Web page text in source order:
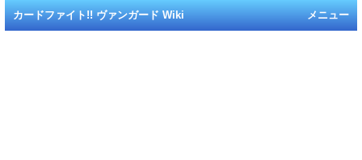
メニュー
カードファイト!! ヴァンガード Wiki